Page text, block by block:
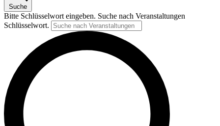
Suche
Bitte Schlüsselwort eingeben. Suche nach Veranstaltungen
Schlüsselwort.